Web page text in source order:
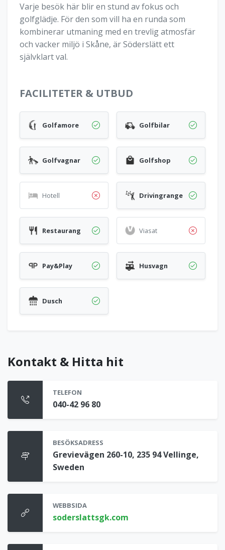
Varje besök här blir en stund av fokus och
golfglädje. För den som vill ha en runda som
kombinerar utmaning med en trevlig atmosfär
och vacker miljö i Skåne, är Söderslätt ett
självklart val.
FACILITETER & UTBUD
Golfamore Golfbilar
Golfvagnar Golfshop
Hotell Drivingrange
Restaurang Viasat
Pay&Play Husvagn
Dusch
Kontakt & Hitta hit
TELEFON
040-42 96 80
BESÖKSADRESS
Grevievägen 260-10, 235 94 Vellinge,
Sweden
WEBBSIDA
soderslattsgk.com